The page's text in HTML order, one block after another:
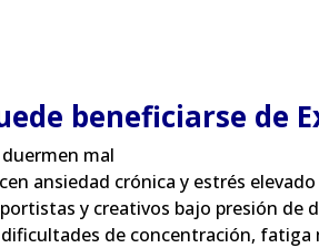
beneficiarse de
mal
ansiedad crónica y estrés elevado
y creativos bajo presión de
de concentración, fatiga